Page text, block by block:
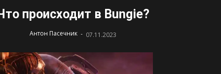
происходит в Bungie?
Антон Пасечник - 07.11.2023